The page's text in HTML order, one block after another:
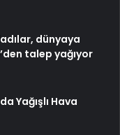
dünyaya
talep yağıyor
Yağışlı Hava